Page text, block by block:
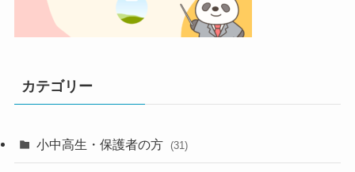
カテゴリー
小中高生・保護者の方 (31)